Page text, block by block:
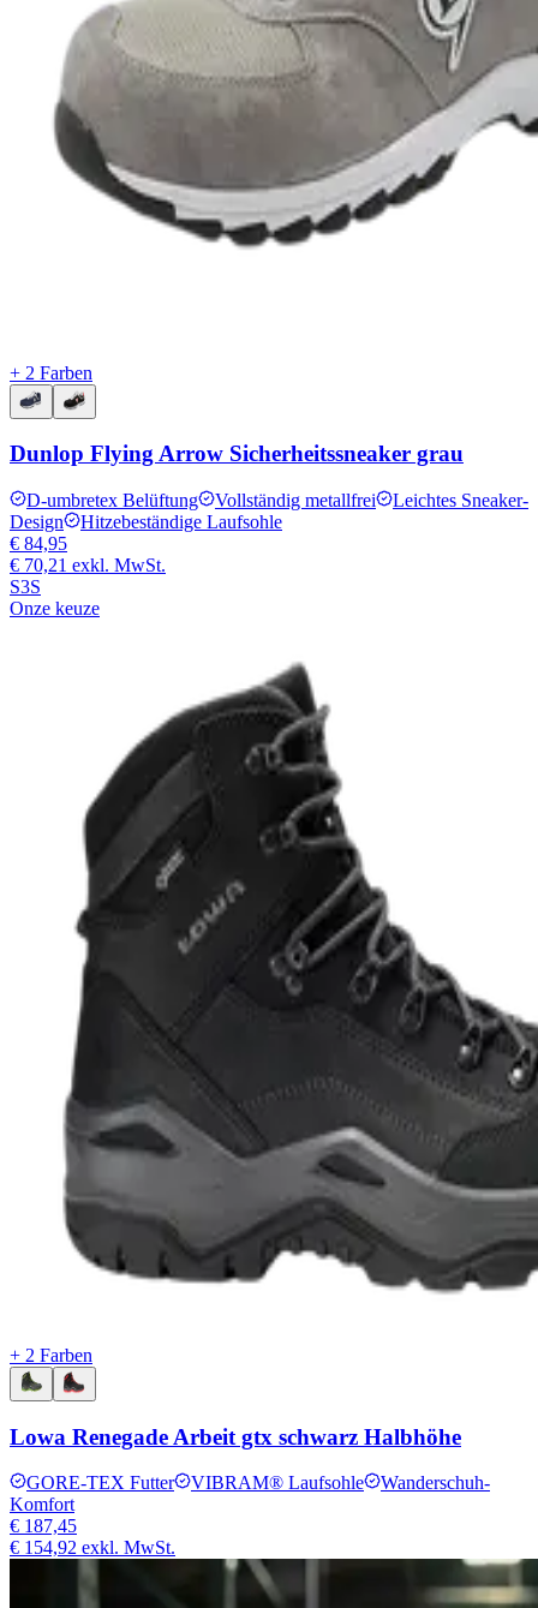
+ 2 Farben
Dunlop Flying Arrow Sicherheitssneaker grau
D-umbretex Belüftung Vollständig metallfrei
Leichtes Sneaker-
Design
Hitzebeständige Laufsohle
€ 84,95
€ 70,21 exkl. MwSt.
S3S
Onze keuze
+ 2 Farben
Lowa Renegade Arbeit gtx schwarz Halbhöhe
GORE-TEX Futter VIBRAM® Laufsohle
Wanderschuh-
Komfort
€ 187,45
€ 154,92 exkl. MwSt.